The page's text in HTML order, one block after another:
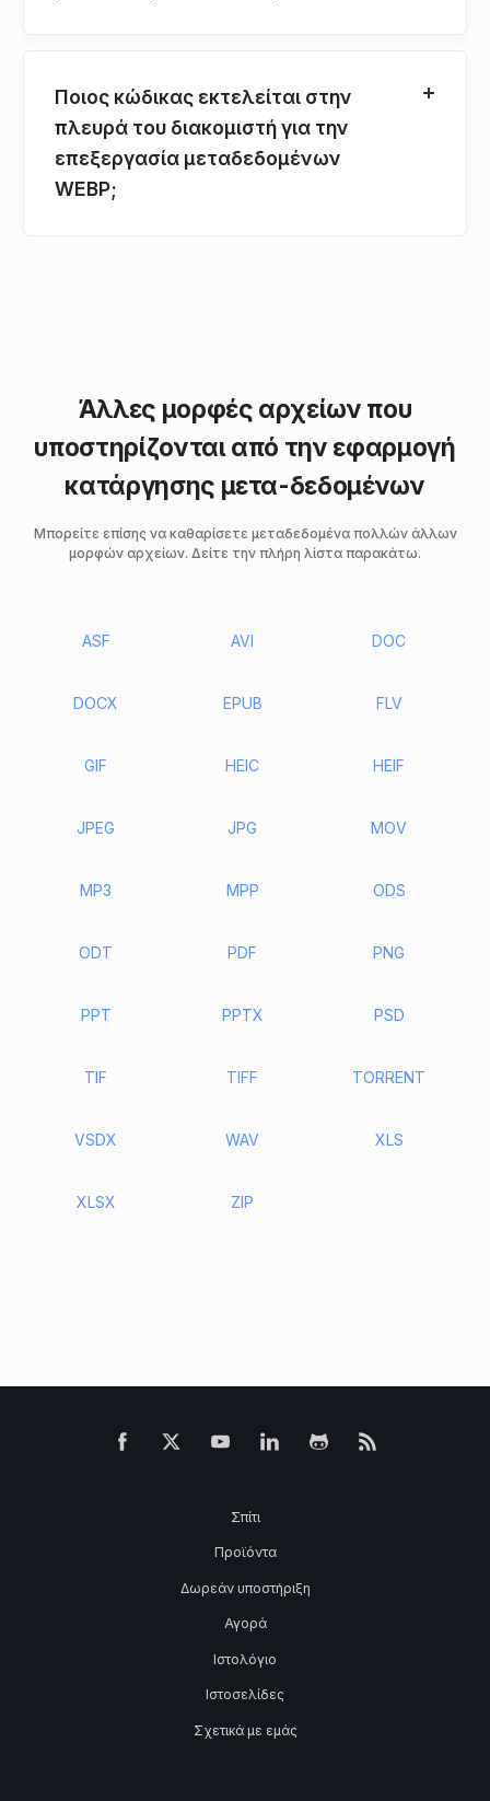
Ποιος κώδικας εκτελείται στην
πλευρά του διακομιστή για την
επεξεργασία μεταδεδομένων
WEBP;
Άλλες μορφές αρχείων που
υποστηρίζονται από την εφαρμογή
κατάργησης μετα-δεδομένων
Μπορείτε επίσης να καθαρίσετε μεταδεδομένα πολλών άλλων
μορφών αρχείων. Δείτε την πλήρη λίστα παρακάτω.
ASF AVI DOC
DOCX EPUB FLV
GIF HEIC HEIF
JPEG JPG MOV
MP3 MPP ODS
ODT PDF PNG
PPT PPTX PSD
TIF TIFF TORRENT
VSDX WAV XLS
XLSX ZIP
Σπίτι
Προϊόντα
Δωρεάν υποστήριξη
Αγορά
Ιστολόγιο
Ιστοσελίδες
Σχετικά με εμάς